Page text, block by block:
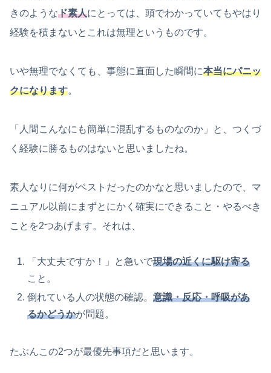
きのようなド素人にとっては、頭でわかっていてもやはり
経験を積まないとこれは無理というものです。
いや無理でなくても、事態に直面した瞬間に本当にパニッ
クになります。
「人間こんなにも簡単に混乱するものなのか」と、つくづ
く経験に勝るものはないと思いましたね。
素人なりに何がベストだったのかなと思いましたので、マ
ニュアル以前にまずとにかく確実にできること・やるべき
ことを2つあげます。それは、
「大丈夫ですか！」と急いで現場の近くに駆け寄る
こと。
倒れている人の状態の確認。意識・反応・呼吸があ
るかどうかが問題。
たぶんこの2つが最優先事項だと思います。